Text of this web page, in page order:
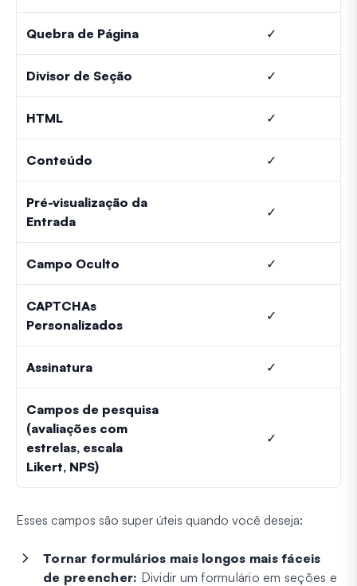
Quebra de Página ✓
Divisor de Seção ✓
HTML ✓
Conteúdo ✓
Pré-visualização da
Entrada
✓
Campo Oculto ✓
CAPTCHAs
Personalizados
✓
Assinatura ✓
Campos de pesquisa
(avaliações com
estrelas, escala
Likert, NPS)
✓
Esses campos são super úteis quando você deseja:
Tornar formulários mais longos mais fáceis
de preencher: Dividir um formulário em seções e